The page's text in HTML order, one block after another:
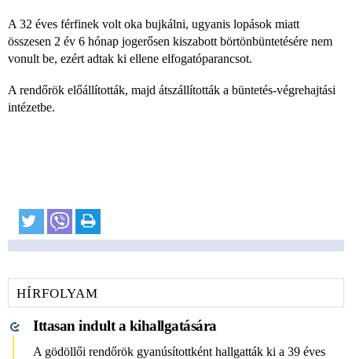
A 32 éves férfinek volt oka bujkálni, ugyanis lopások miatt
összesen 2 év 6 hónap jogerősen kiszabott börtönbüntetésére nem
vonult be, ezért adtak ki ellene elfogatóparancsot.
A rendőrök előállították, majd átszállították a büntetés-végrehajtási
intézetbe.
HÍRFOLYAM
Ittasan indult a kihallgatására
A gödöllői rendőrök gyanúsítottként hallgatták ki a 39 éves